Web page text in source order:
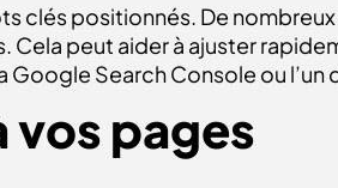
clés positionnés. De
peut aider à ajuster
Search Console ou
vos pages